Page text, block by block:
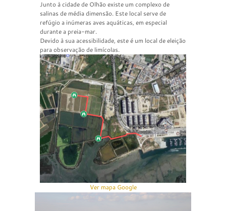
Junto à cidade de Olhão existe um complexo de
salinas de média dimensão. Este local serve de
refúgio a inúmeras aves aquáticas, em especial
durante a preia-mar.
Devido à sua acessibilidade, este é um local de eleição
para observação de limícolas.
Ver mapa Google